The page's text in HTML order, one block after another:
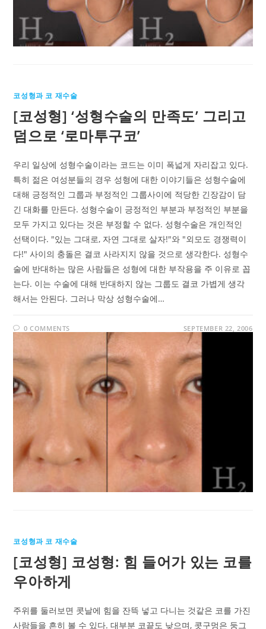
코성형과 코 재수술
[코성형] ‘성형수술의 만족도’ 그리고
덤으로 ‘로마투구코’
우리 일상에 성형수술이라는 코드는 이미 폭넓게 자리잡고 있다.
특히 젊은 여성분들의 경우 성형에 대한 이야기들은 성형수술에
대해 긍정적인 그룹과 부정적인 그룹사이에 적당한 긴장감이 담
긴 대화를 만든다. 성형수술이 긍정적인 부분과 부정적인 부분을
모두 가지고 있다는 것은 부정할 수 없다. 성형수술은 개인적인
선택이다. "있는 그대로, 자연 그대로 살자!"와 "외모도 경쟁력이
다!" 사이의 충돌은 결코 사라지지 않을 것으로 생각한다. 성형수
술에 반대하는 많은 사람들은 성형에 대한 부작용을 주 이유로 꼽
는다. 이는 수술에 대해 반대하지 않는 그룹도 결코 가볍게 생각
해서는 안된다. 그러나 막상 성형수술에…
0 COMMENTS SEPTEMBER 22, 2006
코성형과 코 재수술
[코성형] 코성형: 힘 들어가 있는 코를
우아하게
주위를 둘러보면 콧날에 힘을 잔뜩 넣고 다니는 것같은 코를 가진
사람들을 흔히 볼 수 있다. 대부분 코끝도 낮으며, 콧구멍은 둥그